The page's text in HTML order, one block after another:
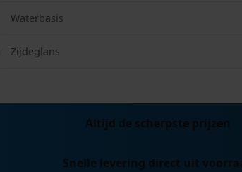
Waterbasis
Zijdeglans
Altijd de scherpste prijzen
Snelle levering direct uit